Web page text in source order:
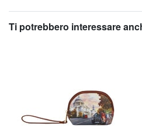
Ti potrebbero interessare